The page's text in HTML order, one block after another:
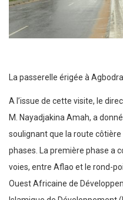
La passerelle érigée à
A l’issue de cette visite, le
M. Nayadjakina Amah, a
soulignant que la route
phases. La première phase a
voies, entre Aflao et le rond-
Ouest Africaine de